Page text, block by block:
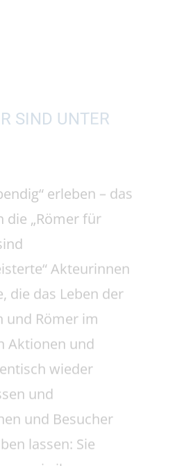
Akteurinnen
die das Leben der
Aktionen und
wieder
und
und Besucher
lassen: Sie
ihre
und ihre Kleidung
her, sie
betreiben
nach römischem
Kettenhemd,